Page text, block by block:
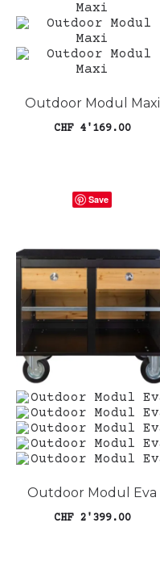
Outdoor Modul Maxi
CHF4'169.00
Save
Outdoor Modul Eva
CHF2'399.00